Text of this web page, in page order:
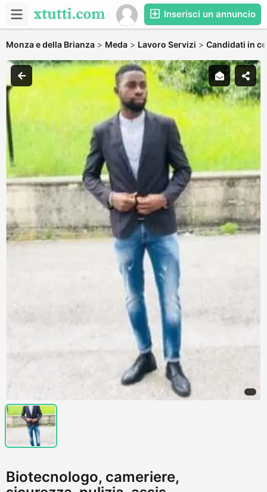
Inserisci un annuncio
Monza e della Brianza > Meda > Lavoro Servizi > Candidati in
Biotecnologo, cameriere,